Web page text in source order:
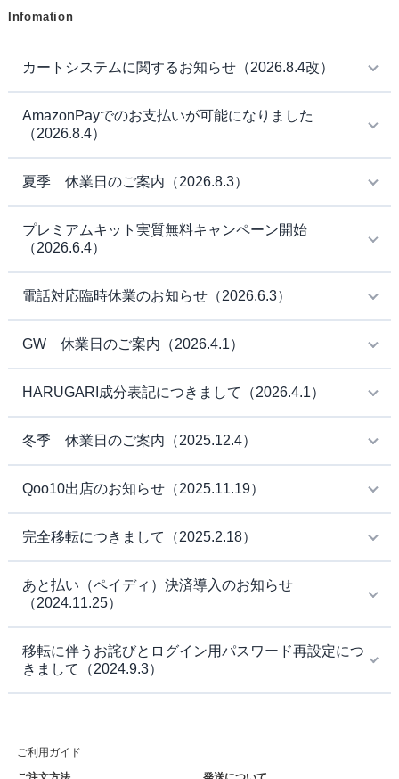
Infomation
カートシステムに関するお知らせ（2026.8.4改）
AmazonPayでのお支払いが可能になりました
（2026.8.4）
夏季 休業日のご案内（2026.8.3）
プレミアムキット実質無料キャンペーン開始
（2026.6.4）
電話対応臨時休業のお知らせ（2026.6.3）
GW 休業日のご案内（2026.4.1）
HARUGARI成分表記につきまして（2026.4.1）
冬季 休業日のご案内（2025.12.4）
Qoo10出店のお知らせ（2025.11.19）
完全移転につきまして（2025.2.18）
あと払い（ペイディ）決済導入のお知らせ
（2024.11.25）
移転に伴うお詫びとログイン用パスワード再設定につ
きまして（2024.9.3）
ご利用ガイド